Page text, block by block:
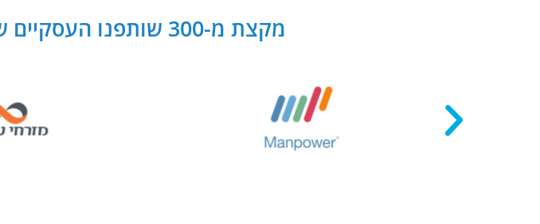
מקצת מ-300 שותפנו העסקיים של PB Digital בישראל ובעולם: